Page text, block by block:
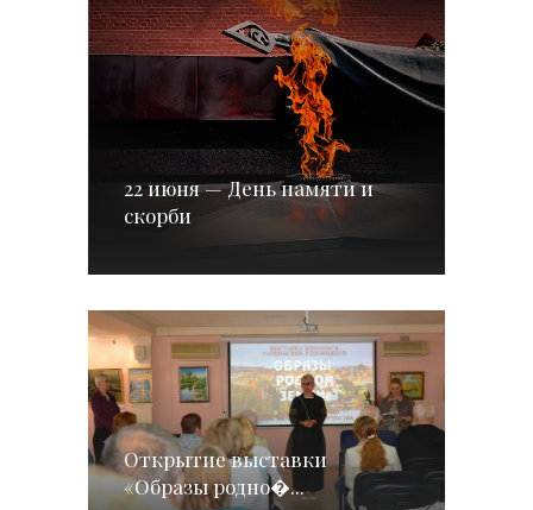
22 июня — День памяти и
скорби
Открытие выставки
«Образы родно�...